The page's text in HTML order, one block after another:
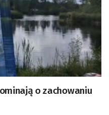
o zachowaniu